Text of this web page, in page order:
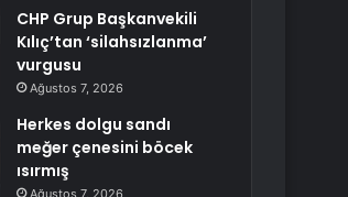
CHP Grup Başkanvekili
Kılıç’tan ‘silahsızlanma’
vurgusu
Ağustos 7, 2026
Herkes dolgu sandı
meğer çenesini böcek
ısırmış
Ağustos 7, 2026